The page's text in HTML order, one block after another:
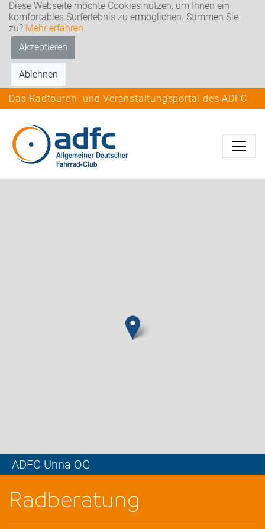
Diese Webseite möchte Cookies nutzen, um Ihnen ein
komfortables Surferlebnis zu ermöglichen. Stimmen Sie
zu? Mehr erfahren
Akzeptieren
Ablehnen
Das Radtouren- und Veranstaltungsportal des ADFC
ADFC Unna OG
Radberatung